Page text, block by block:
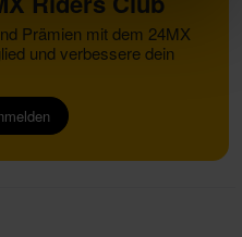
Prämien mit dem 24MX
und verbessere dein